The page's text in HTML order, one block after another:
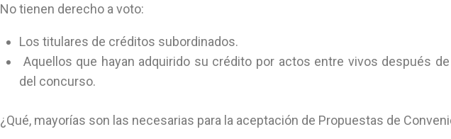
No tienen derecho a voto:
Los titulares de créditos subordinados.
Aquellos que hayan adquirido su crédito por actos entre vivos después
del concurso.
¿Qué, mayorías son las necesarias para la aceptación de Propuestas de